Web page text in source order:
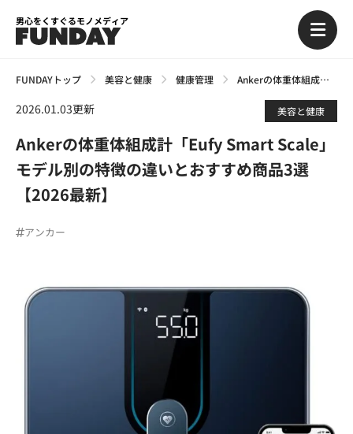
男心をくすぐるモノメディア
FUNDAYトップ 美容と健康 健康管理 Ankerの体重体組成計「Eufy Smart Scale」モデル別の特徴の違いとおすすめ商品3選【2026最新】
2026.01.03更新 美容と健康
Ankerの体重体組成計「Eufy Smart Scale」
モデル別の特徴の違いとおすすめ商品3選
【2026最新】
アンカー